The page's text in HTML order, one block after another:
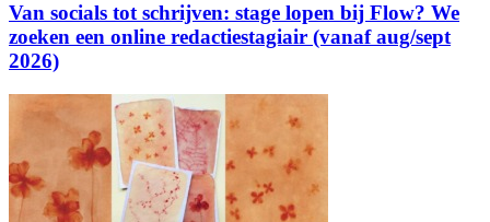
Van socials tot schrijven: stage lopen bij Flow? We
zoeken een online redactiestagiair (vanaf aug/sept
2026)